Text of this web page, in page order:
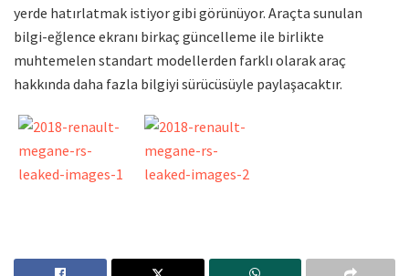
yerde hatırlatmak istiyor gibi görünüyor. Araçta sunulan
bilgi-eğlence ekranı birkaç güncelleme ile birlikte
muhtemelen standart modellerden farklı olarak araç
hakkında daha fazla bilgiyi sürücüsüyle paylaşacaktır.